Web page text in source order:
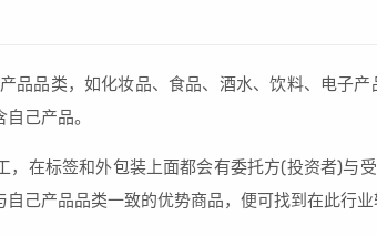
品品类，如化妆品、食品、酒水、饮料、电子
己产品。
，在标签和外包装上面都会有委托方(投资者)与
己产品品类一致的优势商品，便可找到在此行业